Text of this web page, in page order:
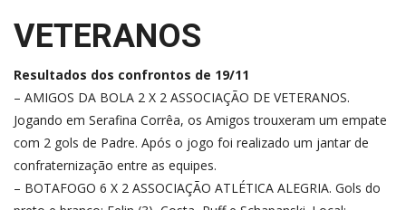
VETERANOS
Resultados dos confrontos de 19/11
– AMIGOS DA BOLA 2 X 2 ASSOCIAÇÃO DE VETERANOS.
Jogando em Serafina Corrêa, os Amigos trouxeram um empate
com 2 gols de Padre. Após o jogo foi realizado um jantar de
confraternização entre as equipes.
– BOTAFOGO 6 X 2 ASSOCIAÇÃO ATLÉTICA ALEGRIA. Gols do